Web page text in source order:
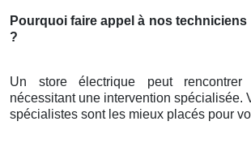
Pourquoi faire appel à nos techniciens
?
Un store électrique peut rencontrer
nécessitant une intervention spécialisée.
spécialistes sont les mieux placés pour